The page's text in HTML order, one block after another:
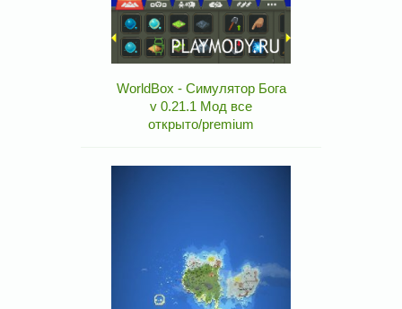
WorldBox - Симулятор Бога
v 0.21.1 Мод все
открыто/premium